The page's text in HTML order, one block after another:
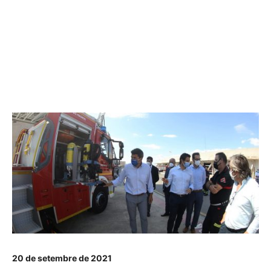
20 de setembre de 2021